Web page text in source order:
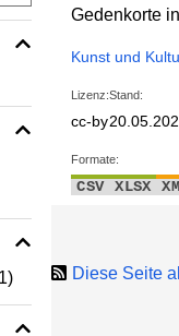
Gedenkorte
Kunst und
Lizenz:
cc-by
Stand:
Formate:
CSV XLSX
Diese Seite